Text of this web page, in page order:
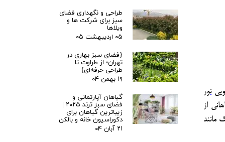
نور
از
مانند
طراحی و نگهداری فضای
سبز برای شرکت ها و
ویلاها
۰۵ اردیبهشت ۰۵
{فضای سبز بهاری در
تهران؛ از طراوت تا
طراحی حرفه‌ای}
۱۹ بهمن ۰۴
گیاهان آپارتمانی و
فضای سبز ترند ۲۰۲۵ |
زیباترین گیاهان برای
دکوراسیون خانه و بالکن
۲۱ آبان ۰۴